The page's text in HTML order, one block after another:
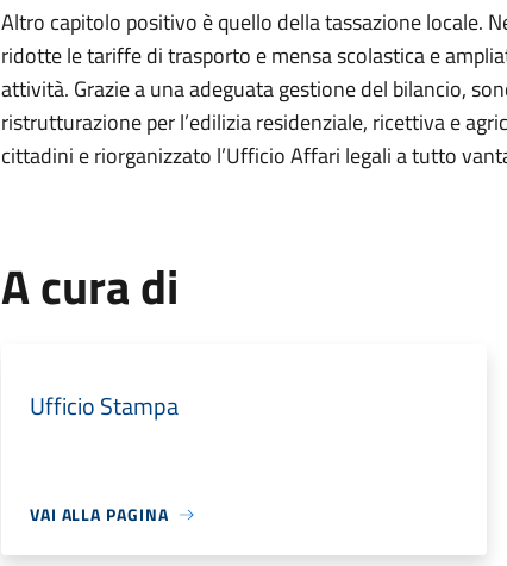
Altro capitolo positivo è quello della tassazione locale.
ridotte le tariffe di trasporto e mensa scolastica e
attività. Grazie a una adeguata gestione del bilancio,
ristrutturazione per l’edilizia residenziale, ricettiva e
cittadini e riorganizzato l’Ufficio Affari legali a tutto
A cura di
Ufficio Stampa
VAI ALLA PAGINA